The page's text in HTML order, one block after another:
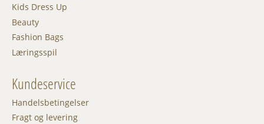
Kids Dress Up
Beauty
Fashion Bags
Læringsspil
Kundeservice
Handelsbetingelser
Fragt og levering